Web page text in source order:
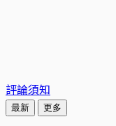
評論須知
最新 更多